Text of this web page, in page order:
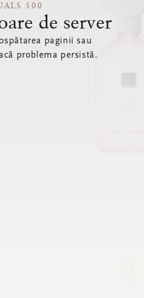
500
de server
paginii sau
problema persistă.